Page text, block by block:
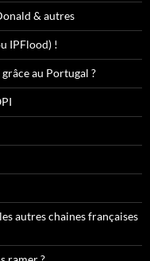
& autres
IPFlood) !
au Portugal ?
autres chaines françaises